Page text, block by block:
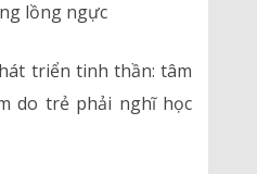
lồng ngực
triển tinh thần: tâm
do trẻ phải nghĩ học